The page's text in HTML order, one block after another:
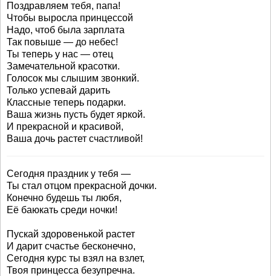
Поздравляем тебя, папа!
Чтобы выросла принцессой
Надо, чтоб была зарплата
Так повыше — до небес!
Ты теперь у нас — отец
Замечательной красотки.
Голосок мы слышим звонкий.
Только успевай дарить
Классные теперь подарки.
Ваша жизнь пусть будет яркой.
И прекрасной и красивой,
Ваша дочь растет счастливой!
Сегодня праздник у тебя —
Ты стал отцом прекрасной дочки.
Конечно будешь ты любя,
Её баюкать среди ночки!
Пускай здоровенькой растет
И дарит счастье бесконечно,
Сегодня курс ты взял на взлет,
Твоя принцесса безупречна.